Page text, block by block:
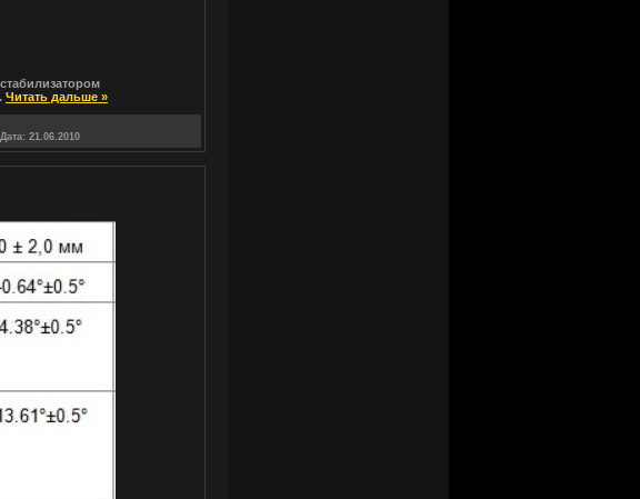
Читать дальше »
Дата: 21.06.2010